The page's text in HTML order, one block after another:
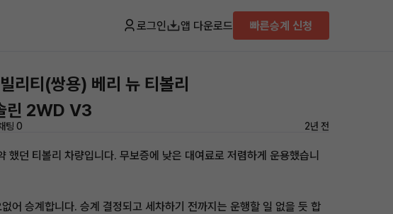
로그인 앱 다운로드 빠른승계 신청
리티(쌍용) 베리 뉴 티볼리
린 2WD V3
팅 0
2년 전
했던 티볼리 차량입니다. 무보증에 낮은 대여료로 저렴하게 운용했습니
어 승계합니다. 승계 결정되고 세차하기 전까지는 운행할 일 없을 듯 합